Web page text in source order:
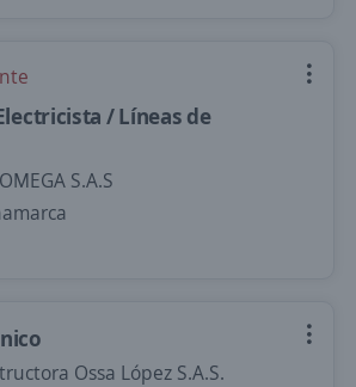
/ Líneas de
S.A.S
Ossa López S.A.S.